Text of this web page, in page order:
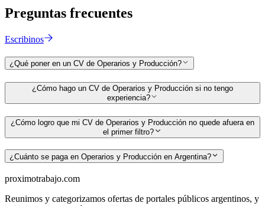
Preguntas frecuentes
Escribinos
¿Qué poner en un CV de Operarios y Producción?
¿Cómo hago un CV de Operarios y Producción si no tengo
experiencia?
¿Cómo logro que mi CV de Operarios y Producción no quede afuera en
el primer filtro?
¿Cuánto se paga en Operarios y Producción en Argentina?
proximotrabajo.com
Reunimos y categorizamos ofertas de portales públicos argentinos, y